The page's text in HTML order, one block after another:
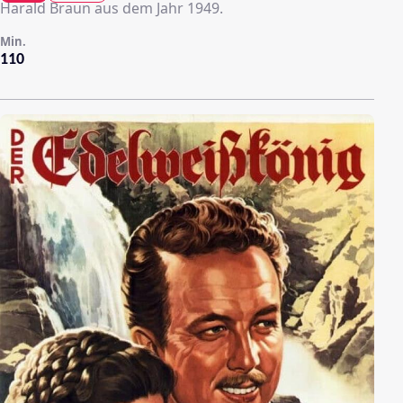
Harald Braun aus dem Jahr 1949.
110
Min.